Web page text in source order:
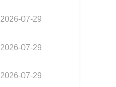
2026-07-29
2026-07-29
2026-07-29